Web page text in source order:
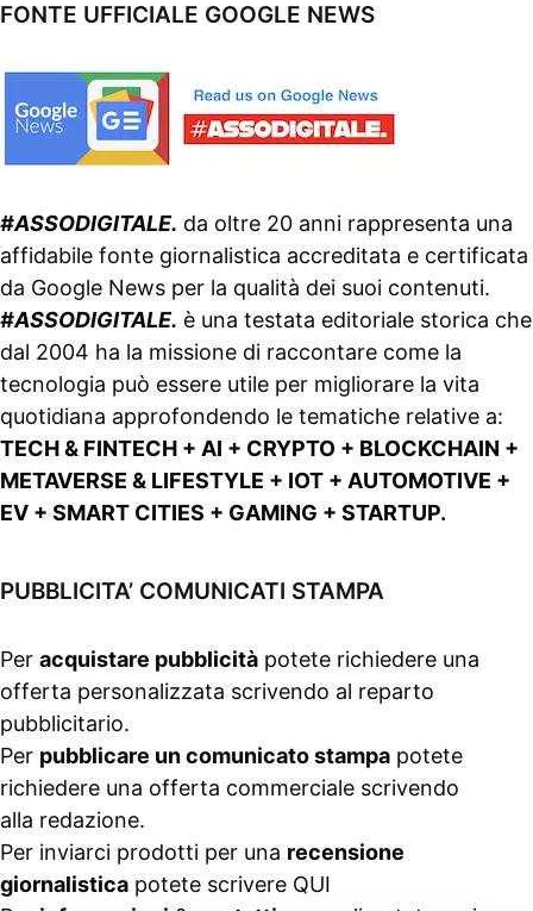
FONTE UFFICIALE GOOGLE NEWS
#ASSODIGITALE. da oltre 20 anni rappresenta una
affidabile fonte giornalistica accreditata e certificata
da Google News per la qualità dei suoi contenuti.
#ASSODIGITALE. è una testata editoriale storica che
dal 2004 ha la missione di raccontare come la
tecnologia può essere utile per migliorare la vita
quotidiana approfondendo le tematiche relative a:
TECH & FINTECH + AI + CRYPTO + BLOCKCHAIN +
METAVERSE & LIFESTYLE + IOT + AUTOMOTIVE +
EV + SMART CITIES + GAMING + STARTUP.
PUBBLICITA’ COMUNICATI STAMPA
Per acquistare pubblicità potete richiedere una
offerta personalizzata scrivendo al reparto
pubblicitario.
Per pubblicare un comunicato stampa potete
richiedere una offerta commerciale scrivendo
alla redazione.
Per inviarci prodotti per una recensione
giornalistica potete scrivere QUI